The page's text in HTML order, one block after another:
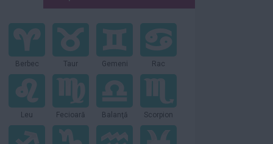
Berbec Taur Gemeni Rac
Leu Fecioară Balanţă Scorpion